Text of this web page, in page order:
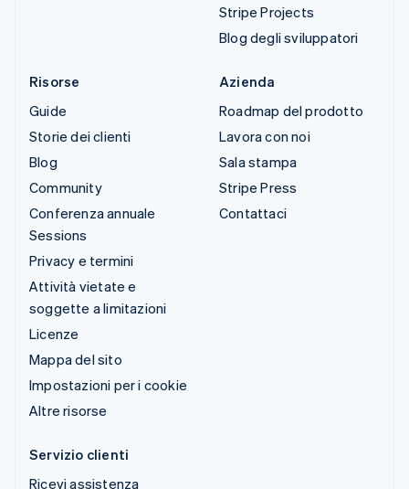
Stripe Projects
Blog degli sviluppatori
Risorse
Guide
Storie dei clienti
Blog
Community
Conferenza annuale
Sessions
Privacy e termini
Attività vietate e
soggette a limitazioni
Licenze
Mappa del sito
Impostazioni per i cookie
Altre risorse
Azienda
Roadmap del prodotto
Lavora con noi
Sala stampa
Stripe Press
Contattaci
Servizio clienti
Ricevi assistenza